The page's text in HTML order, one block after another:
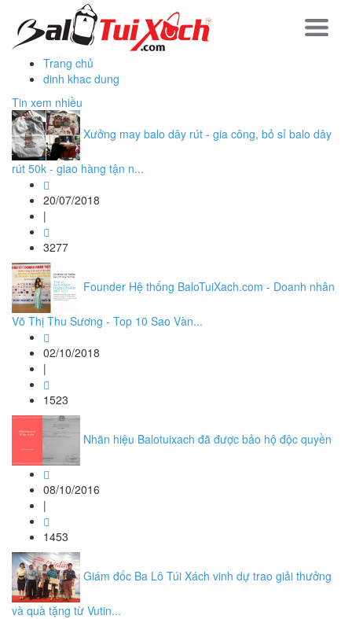
Trang chủ
dinh khac dung
Tin xem nhiều
Xưởng may balo dây rút - gia công, bỏ sỉ balo dây
rút 50k - giao hàng tận n...
20/07/2018
|
3277
Founder Hệ thống BaloTuiXach.com - Doanh nhân
Võ Thị Thu Sương - Top 10 Sao Vàn...
02/10/2018
|
1523
Nhãn hiệu Balotuixach đã được bảo hộ độc quyền
08/10/2016
|
1453
Giám đốc Ba Lô Túi Xách vinh dự trao giải thưởng
và quà tặng từ Vutin...